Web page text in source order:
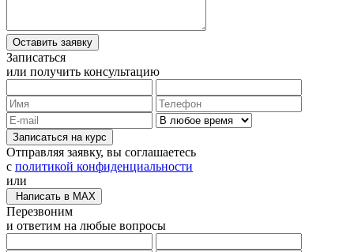
Записаться
или получить консультацию
Записаться на курс
Отправляя заявку, вы соглашаетесь
с политикой конфиденциальности
или
Написать в MAX
Перезвоним
и ответим на любые вопросы